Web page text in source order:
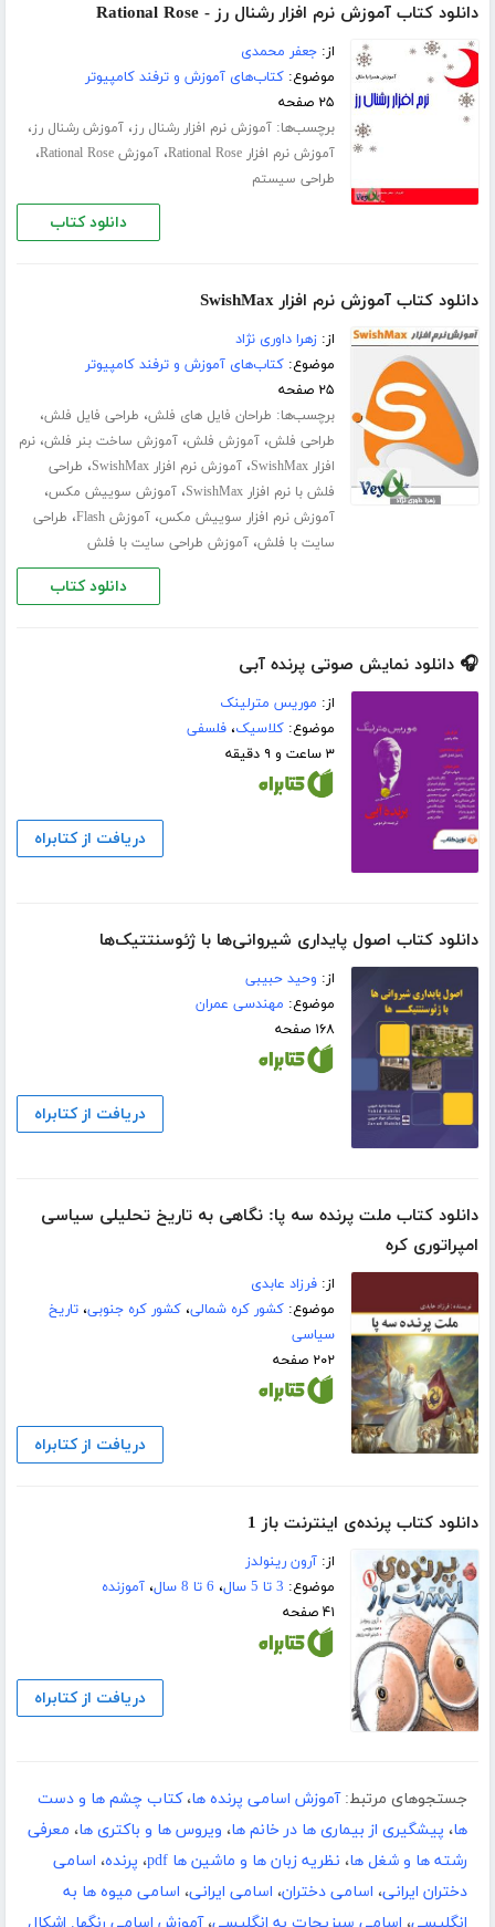
دانلود کتاب آموزش نرم افزار رشنال رز - Rational Rose
از:جعفر محمدی
موضوع:کتاب‌های آموزش و ترفند کامپیوتر
۲۵ صفحه
برچسب‌ها:آموزش نرم افزار رشنال رز،آموزش رشنال رز،
آموزش نرم افزار Rational Rose ،آموزش Rational Rose ،
طراحی سیستم
دانلود کتاب
دانلود کتاب آموزش نرم افزار SwishMax
از:زهرا داوری نژاد
موضوع:کتاب‌های آموزش و ترفند کامپیوتر
۲۵ صفحه
برچسب‌ها: طراحان فایل های فلش، طراحی فایل فلش،
طراحی فلش،آموزش فلش،آموزش ساخت بنر فلش،نرم
افزار SwishMax
،آموزش نرم افزار SwishMax ، طراحی
فلش با نرم افزار SwishMax
،آموزش سوییش مکس،
آموزش نرم افزار سوییش مکس،آموزش Flash ، طراحی
سایت با فلش،آموزش طراحی سایت با فلش
دانلود کتاب
🎧 دانلود نمایش صوتی پرنده آبی
از: موریس مترلینک
موضوع:کلاسیک،فلسفی
۳ ساعت و ۹ دقیقه
دریافت از کتابراه
دانلود کتاب اصول پایداری شیروانی‌ها با ژئوسنتتیک‌ها
از: وحید حبیبی
موضوع: مهندسی عمران
۱۶۸ صفحه
دریافت از کتابراه
دانلود کتاب ملت پرنده سه پا: نگاهی به تاریخ تحلیلی سیاسی
امپراتوری کره
از:فرزاد عابدی
موضوع:کشور کره شمالی،کشور کره جنوبی،تاریخ
سیاسی
۲۰۲ صفحه
دریافت از کتابراه
دانلود کتاب پرنده‌ی اینترنت باز 1
از:آرون رینولدز
موضوع: 3 تا 5 سال ، 6 تا 8 سال ،آموزنده
۴۱ صفحه
دریافت از کتابراه
جستجوهای مرتبط: آموزش اسامی پرنده ها،کتاب چشم ها و دست
ها، پیشگیری از بیماری ها در خانم ها، ویروس ها و باکتری ها، معرفی
رشته ها و شغل ها، نظریه زبان ها و ماشین ها pdf ، پرنده، اسامی
دختران ایرانی، اسامی دختران، اسامی ایرانی، اسامی میوه ها به